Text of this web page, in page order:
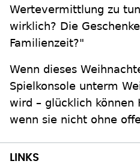
Wertevermittlung zu
wirklich? Die
Familienzeit?"
Wenn dieses
Spielkonsole unterm
wird – glücklich können
wenn sie nicht ohne